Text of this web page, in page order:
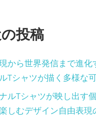
投稿
から世界発信まで進化
Tシャツが描く多様な
ルTシャツが映し出す
しむデザイン自由表現